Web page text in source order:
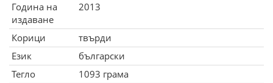
Година на
издаване
2013
Корици
твърди
Език
български
Тегло
1093 грама